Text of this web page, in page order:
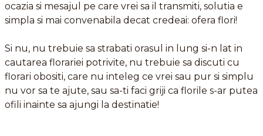
ocazia si mesajul pe care vrei sa il transmiti, solutia e
simpla si mai convenabila decat credeai: ofera flori!
Si nu, nu trebuie sa strabati orasul in lung si-n lat in
cautarea florariei potrivite, nu trebuie sa discuti cu
florari obositi, care nu inteleg ce vrei sau pur si simplu
nu vor sa te ajute, sau sa-ti faci griji ca florile s-ar putea
ofili inainte sa ajungi la destinatie!